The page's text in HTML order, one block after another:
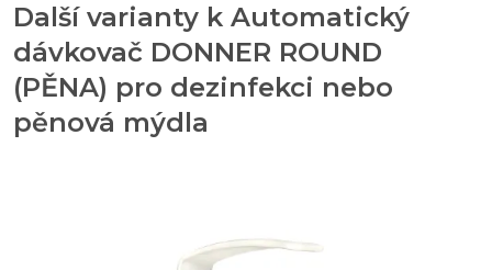
Další varianty k Automatický
dávkovač DONNER ROUND
(PĚNA) pro dezinfekci nebo
pěnová mýdla